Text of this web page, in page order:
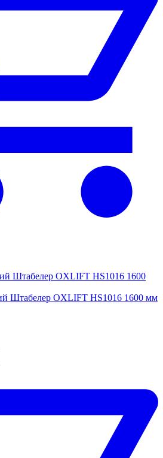
Штабелер OXLIFT HS1016 1600 мм